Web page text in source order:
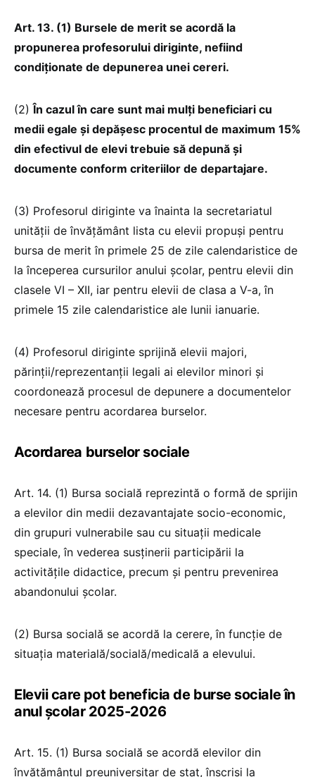
Art. 13. (1) Bursele de merit se acordă la
propunerea profesorului diriginte, nefiind
condiţionate de depunerea unei cereri.
(2)În cazul în care sunt mai mulți beneficiari cu
medii egale și depășesc procentul de maximum 15%
din efectivul de elevi trebuie să depună și
documente conform criteriilor de departajare.
(3) Profesorul diriginte va înainta la secretariatul
unităţii de învăţământ lista cu elevii propuşi pentru
bursa de merit în primele 25 de zile calendaristice de
la începerea cursurilor anului şcolar, pentru elevii din
clasele VI – XII, iar pentru elevii de clasa a V-a, în
primele 15 zile calendaristice ale lunii ianuarie.
(4) Profesorul diriginte sprijină elevii majori,
părinţii/reprezentanţii legali ai elevilor minori şi
coordonează procesul de depunere a documentelor
necesare pentru acordarea burselor.
Acordarea burselor sociale
Art. 14. (1) Bursa socială reprezintă o formă de sprijin
a elevilor din medii dezavantajate socio-economic,
din grupuri vulnerabile sau cu situaţii medicale
speciale, în vederea susţinerii participării la
activităţile didactice, precum şi pentru prevenirea
abandonului şcolar.
(2) Bursa socială se acordă la cerere, în funcţie de
situaţia materială/socială/medicală a elevului.
Elevii care pot beneficia de burse sociale în
anul şcolar 2025-2026
Art. 15. (1) Bursa socială se acordă elevilor din
învăţământul preuniversitar de stat, înscrişi la